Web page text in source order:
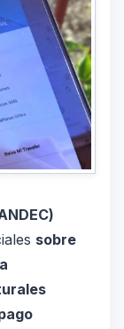
sobre